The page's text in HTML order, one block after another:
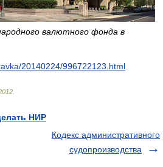
валютного фонда в
20140224/996722123.html
НИР
Кодекс административного
судопроизводства